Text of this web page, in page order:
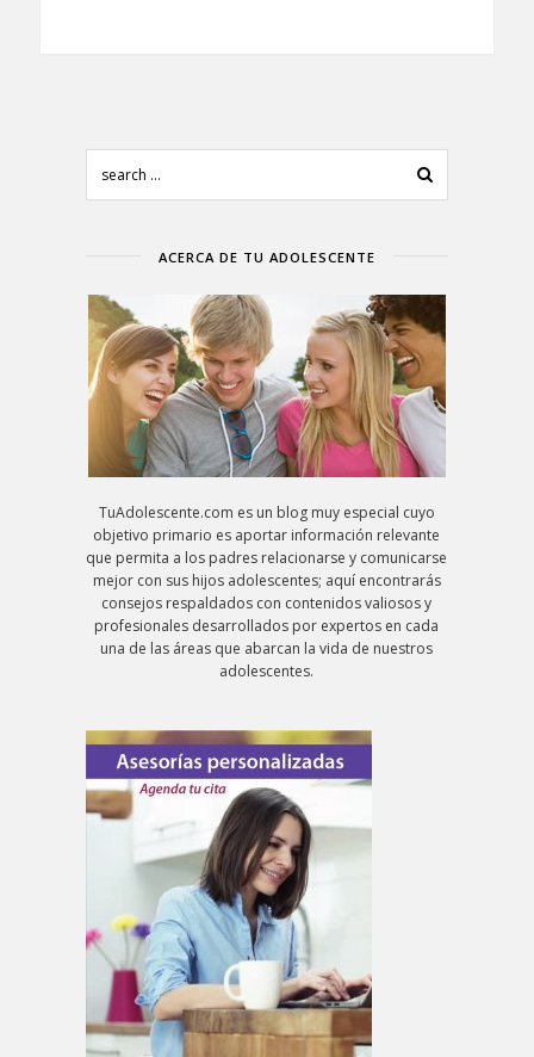
ACERCA DE TU ADOLESCENTE
TuAdolescente.com es un blog muy especial cuyo
objetivo primario es aportar información relevante
que permita a los padres relacionarse y comunicarse
mejor con sus hijos adolescentes; aquí encontrarás
consejos respaldados con contenidos valiosos y
profesionales desarrollados por expertos en cada
una de las áreas que abarcan la vida de nuestros
adolescentes.